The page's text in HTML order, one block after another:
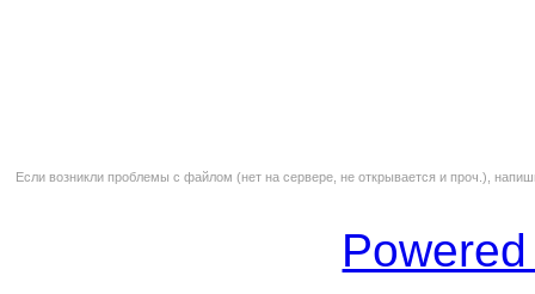
Если возникли проблемы с файлом (нет на сервере, не открывается и проч.),